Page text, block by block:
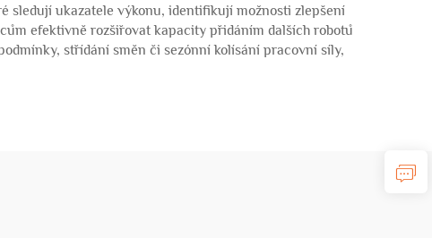
sledují ukazatele výkonu, identifikují možnosti zlepšení
efektivně rozšiřovat kapacity přidáním dalších robotů
střídání směn či sezónní kolísání pracovní síly,